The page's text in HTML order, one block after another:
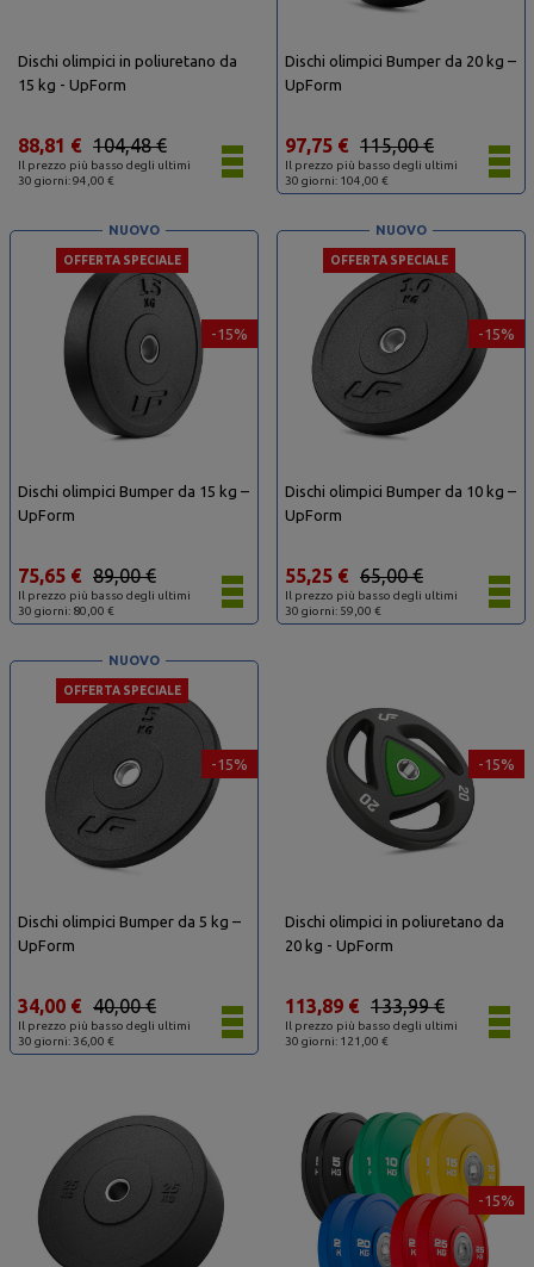
Dischi olimpici in poliuretano da
15 kg - UpForm
Il prezzo più basso degli ultimi
30 giorni: 94,00 €
104,48 €
88,81 €
Dischi olimpici Bumper da 20 kg –
UpForm
Il prezzo più basso degli ultimi
30 giorni: 104,00 €
115,00 €
97,75 €
-15%
OFFERTA SPECIALE
NUOVO
Dischi olimpici Bumper da 15 kg –
UpForm
Il prezzo più basso degli ultimi
30 giorni: 80,00 €
89,00 €
75,65 €
-15%
OFFERTA SPECIALE
NUOVO
Dischi olimpici Bumper da 10 kg –
UpForm
Il prezzo più basso degli ultimi
30 giorni: 59,00 €
65,00 €
55,25 €
-15%
OFFERTA SPECIALE
NUOVO
Dischi olimpici Bumper da 5 kg –
UpForm
Il prezzo più basso degli ultimi
30 giorni: 36,00 €
40,00 €
34,00 €
-15%
Dischi olimpici in poliuretano da
20 kg - UpForm
Il prezzo più basso degli ultimi
30 giorni: 121,00 €
133,99 €
113,89 €
-15%